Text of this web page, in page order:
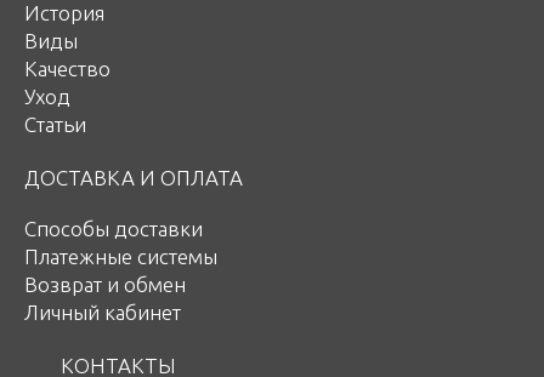
История
Виды
Качество
Уход
Статьи
ДОСТАВКА И ОПЛАТА
Способы доставки
Платежные системы
Возврат и обмен
Личный кабинет
КОНТАКТЫ